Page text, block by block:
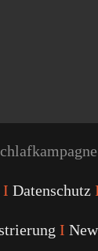
I Datenschutz
I